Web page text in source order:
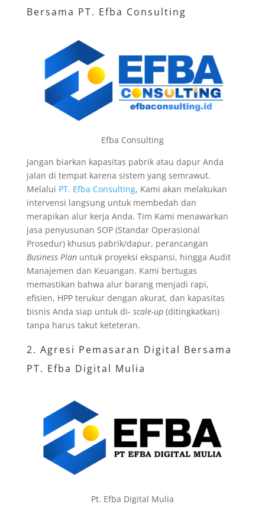
Bersama PT. Efba Consulting
Efba Consulting
Jangan biarkan kapasitas pabrik atau dapur Anda
jalan di tempat karena sistem yang semrawut.
Melalui PT. Efba Consulting, Kami akan melakukan
intervensi langsung untuk membedah dan
merapikan alur kerja Anda. Tim Kami menawarkan
jasa penyusunan SOP (Standar Operasional
Prosedur) khusus pabrik/dapur, perancangan
Business Planuntuk proyeksi ekspansi, hingga Audit
Manajemen dan Keuangan. Kami bertugas
memastikan bahwa alur barang menjadi rapi,
efisien, HPP terukur dengan akurat, dan kapasitas
bisnis Anda siap untuk di- scale-up(ditingkatkan)
tanpa harus takut keteteran.
2. Agresi Pemasaran Digital Bersama
PT. Efba Digital Mulia
Pt. Efba Digital Mulia